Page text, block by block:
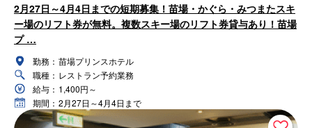
2月27日～4月4日までの短期募集！苗場・かぐら・みつまたスキ
ー場のリフト券が無料。複数スキー場のリフト券貸与あり！苗場
プ …
勤務： 苗場プリンスホテル
職種： レストラン予約業務
給与： 1,400円～
期間： 2月27日～4月4日まで